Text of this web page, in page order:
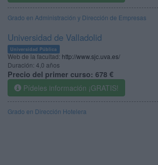
Grado en Administración y Dirección de Empresas
Universidad de Valladolid
Universidad Pública
Web de la facultad: http://www.sjc.uva.es/
Duración: 4,0 años
Precio del primer curso: 678 €
Pídeles información ¡GRATIS!
Grado en Dirección Hotelera